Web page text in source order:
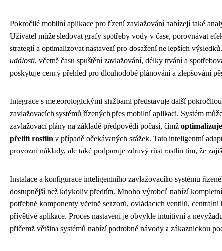
Pokročilé mobilní aplikace pro řízení zavlažování nabízejí také
Uživatel může sledovat grafy spotřeby vody v čase, porovnávat
strategií a optimalizovat nastavení pro dosažení nejlepších
události, včetně času spuštění zavlažování, délky trvání a
poskytuje cenný přehled pro dlouhodobé plánování a zlepšování
Integrace s meteorologickými službami představuje další
zavlažovacích systémů řízených přes mobilní aplikaci. Systém
zavlažovací plány na základě předpovědi počasí, čímž
přelití rostlin v případě očekávaných srážek. Tato inteligentní
provozní náklady, ale také podporuje zdravý růst rostlin tím, že
Instalace a konfigurace inteligentního zavlažovacího systému
dostupnější než kdykoliv předtím. Mnoho výrobců nabízí
potřebné komponenty včetně senzorů, ovládacích ventilů,
přívětivé aplikace. Proces nastavení je obvykle intuitivní a
přičemž většina systémů nabízí podrobné návody a zákaznickou